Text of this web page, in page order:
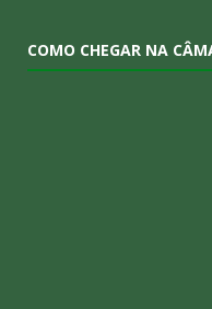
COMO CHEGAR NA